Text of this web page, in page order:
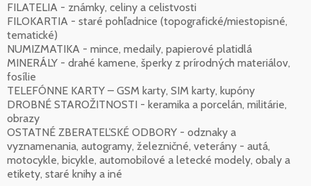
FILATELIA - známky, celiny a celistvosti
FILOKARTIA - staré pohľadnice (topografické/miestopisné,
tematické)
NUMIZMATIKA - mince, medaily, papierové platidlá
MINERÁLY - drahé kamene, šperky z prírodných materiálov,
fosílie
TELEFÓNNE KARTY – GSM karty, SIM karty, kupóny
DROBNÉ STAROŽITNOSTI - keramika a porcelán, militárie,
obrazy
OSTATNÉ ZBERATEĽSKÉ ODBORY - odznaky a
vyznamenania, autogramy, železničné, veterány - autá,
motocykle, bicykle, automobilové a letecké modely, obaly a
etikety, staré knihy a iné